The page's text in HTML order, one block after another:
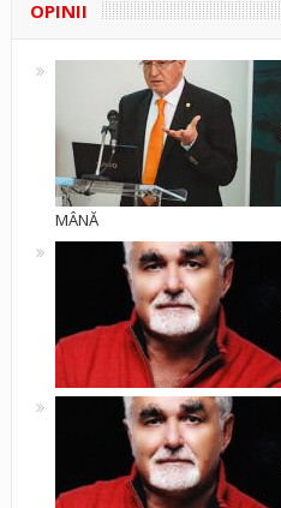
OPINII
MÂNĂ